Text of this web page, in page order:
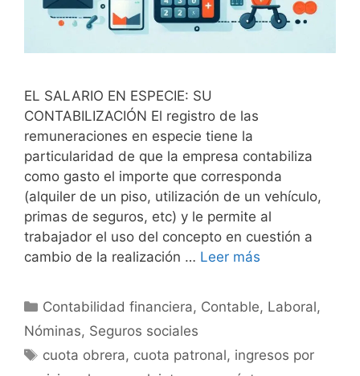
EL SALARIO EN ESPECIE: SU
CONTABILIZACIÓN El registro de las
remuneraciones en especie tiene la
particularidad de que la empresa contabiliza
como gasto el importe que corresponda
(alquiler de un piso, utilización de un vehículo,
primas de seguros, etc) y le permite al
trabajador el uso del concepto en cuestión a
cambio de la realización … Leer más
Categorías
Contabilidad financiera, Contable, Laboral,
Nóminas, Seguros sociales
Etiquetas
cuota obrera, cuota patronal, ingresos por